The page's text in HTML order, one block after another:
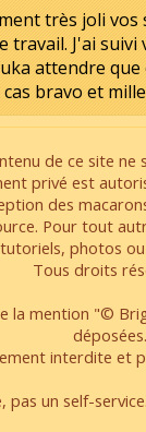
très joli vos
travail. J'ai
attendre
bravo et
de ce site
privé est
des
Pour tout
photos
Tous droits
la mention "©
déposées.
interdite et
pas un self-